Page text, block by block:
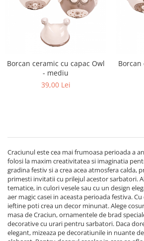
Borcan ceramic cu capac Owl
- mediu
39,00 Lei
Borcan
Craciunul este cea mai frumoasa perioada a
folosi la maxim creativitatea si imaginatia
gradina festiv si a crea acea atmosfera calda,
primesti invitatii cu prilejul acestor sarbatori.
tematice, in culori vesele sau cu un design
aer magic casei in aceasta perioada festiva.
ieftine poti crea un decor minunat. Alege
masa de Craciun, ornamentele de brad
decorative cu urari pentru sarbatori. Daca
elegant, mizeaza pe decoratiunile in nuante